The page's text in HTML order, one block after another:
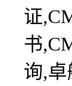
证
书
询,卓